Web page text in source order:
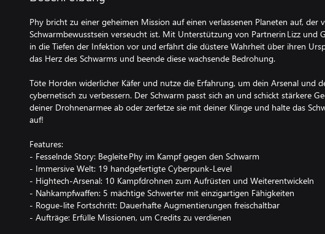
Phy bricht zu einer geheimen Mission auf einen verlassenen Planeten auf, der
Schwarmbewusstsein verseucht ist. Mit Unterstützung von Partnerin Lizz und
in die Tiefen der Infektion vor und erfährt die düstere Wahrheit über ihren
das Herz des Schwarms und beende diese wachsende Bedrohung.
Töte Horden widerlicher Käfer und nutze die Erfahrung, um dein Arsenal und
cybernetisch zu verbessern. Der Schwarm passt sich an und schickt stärkere
deiner Drohnen­armee ab oder zerfetze sie mit deiner Klinge und halte das
auf!
Features:
- Fesselnde Story: Begleite Phy im Kampf gegen den Schwarm
- Immersive Welt: 19 handgefertigte Cyberpunk‑Level
- Hightech‑Arsenal: 10 Kampfdrohnen zum Aufrüsten und Weiterentwickeln
- Nahkampfwaffen: 5 mächtige Schwerter mit einzigartigen Fähigkeiten
- Rogue‑lite Fortschritt: Dauerhafte Augmentierungen freischaltbar
- Aufträge: Erfülle Missionen, um Credits zu verdienen